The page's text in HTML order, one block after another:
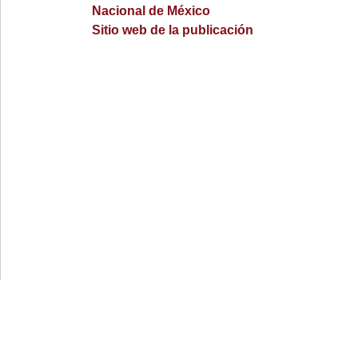
Nacional de México
Sitio web de la publicación